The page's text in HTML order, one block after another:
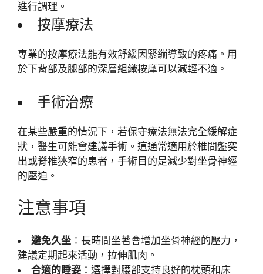
進行調理。
按摩療法
專業的按摩療法能有效舒緩因緊繃導致的疼痛。用
於下背部及腿部的深層組織按摩可以減輕不適。
手術治療
在某些嚴重的情況下，若保守療法無法完全緩解症
狀，醫生可能會建議手術。這通常適用於椎間盤突
出或脊椎狹窄的患者，手術目的是減少對坐骨神經
的壓迫。
注意事項
避免久坐 ：長時間坐著會增加坐骨神經的壓力，
建議定期起來活動，拉伸肌肉。
合適的睡姿 ：選擇對腰部支持良好的枕頭和床